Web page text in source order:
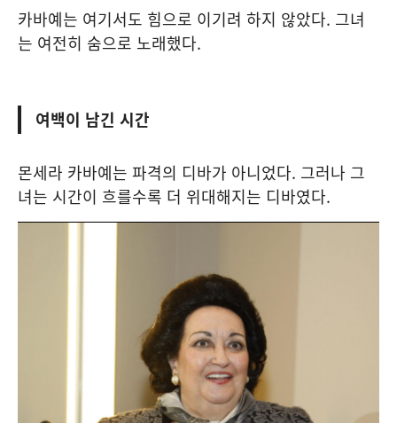
카바예는 여기서도 힘으로 이기려 하지 않았다. 그녀
는 여전히 숨으로 노래했다.
여백이 남긴 시간
몬세라 카바예는 파격의 디바가 아니었다. 그러나 그
녀는 시간이 흐를수록 더 위대해지는 디바였다.